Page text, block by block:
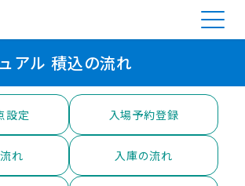
Menu
アル 積込の流れ
設定 入場予約登録
れ 入庫の流れ